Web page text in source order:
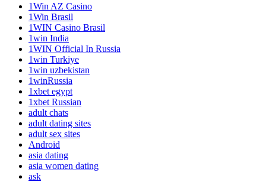
1Win AZ Casino
1Win Brasil
1WIN Casino Brasil
1win India
1WIN Official In Russia
1win Turkiye
1win uzbekistan
1winRussia
1xbet egypt
1xbet Russian
adult chats
adult dating sites
adult sex sites
Android
asia dating
asia women dating
ask